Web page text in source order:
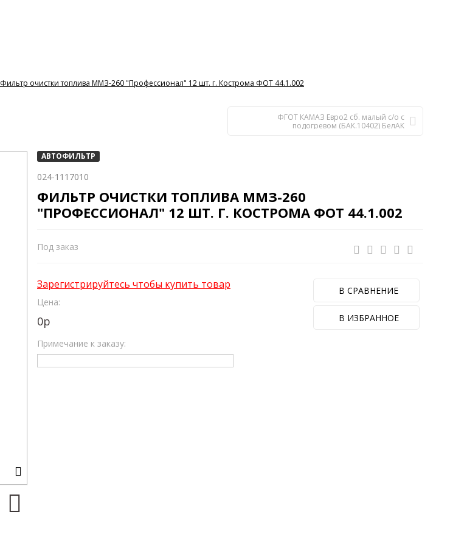
Фильтр очистки топлива ММЗ-260 "Профессионал" 12 шт. г. Кострома ФОТ 44.1.002
ФГОТ КАМАЗ Евро2 сб. малый с/о с
подогревом (БАК.10402) БелАК
АВТОФИЛЬТР
024-1117010
ФИЛЬТР ОЧИСТКИ ТОПЛИВА ММЗ-260
"ПРОФЕССИОНАЛ" 12 ШТ. Г. КОСТРОМА ФОТ 44.1.002
Под заказ
Зарегистрируйтесь чтобы купить товар
Цена:
0р
Примечание к заказу:
В СРАВНЕНИЕ
В ИЗБРАННОЕ